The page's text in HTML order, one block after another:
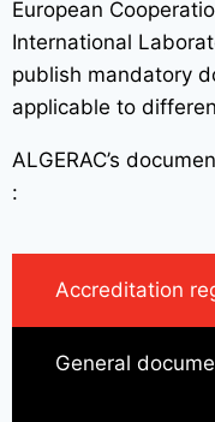
European
International
publish mandatory
applicable to
ALGERAC’s
:
Accreditation
General